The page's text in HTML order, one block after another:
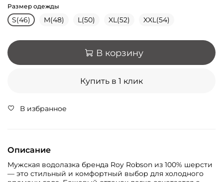
Размер одежды
S(46) M(48) L(50) XL(52) XXL(54)
В корзину
Купить в 1 клик
В избранное
Описание
Мужская водолазка бренда Roy Robson из 100% шерсти
— это стильный и комфортный выбор для холодного